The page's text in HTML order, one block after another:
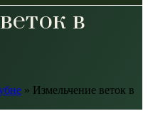
в
» Измельчение веток в